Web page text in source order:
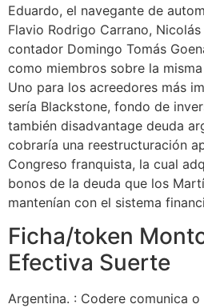
Eduardo, el navegante de
Flavio Rodrigo Carrano,
contador Domingo Tomás
como miembros sobre la
Uno para los acreedores más
sería Blackstone, fondo de
también disadvantage deuda
cobraría una reestructuración
Congreso franquista, la cual
bonos de la deuda que los
mantenían con el sistema
Ficha/token
Efectiva Suerte
Argentina. : Codere comunica